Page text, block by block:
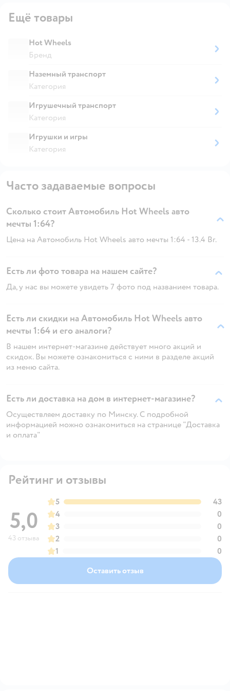
Ещё товары
Hot Wheels
Бренд
Наземный транспорт
Категория
Игрушечный транспорт
Категория
Игрушки и игры
Категория
Часто задаваемые вопросы
Сколько стоит Автомобиль Hot Wheels авто
мечты 1:64?
Цена на Автомобиль Hot Wheels авто мечты 1:64 - 13.4 Br.
Есть ли фото товара на нашем сайте?
Да, у нас вы можете увидеть 7 фото под названием товара.
Есть ли скидки на Автомобиль Hot Wheels авто
мечты 1:64 и его аналоги?
В нашем интернет-магазине действует много акций и
скидок. Вы можете ознакомиться с ними в разделе акций
из меню сайта.
Есть ли доставка на дом в интернет-магазине?
Осуществляем доставку по Минску. С подробной
информацией можно ознакомиться на странице "Доставка
и оплата"
Рейтинг и отзывы
5,0
43 отзыва
5
43
4
0
3
0
2
0
1
0
Оставить отзыв